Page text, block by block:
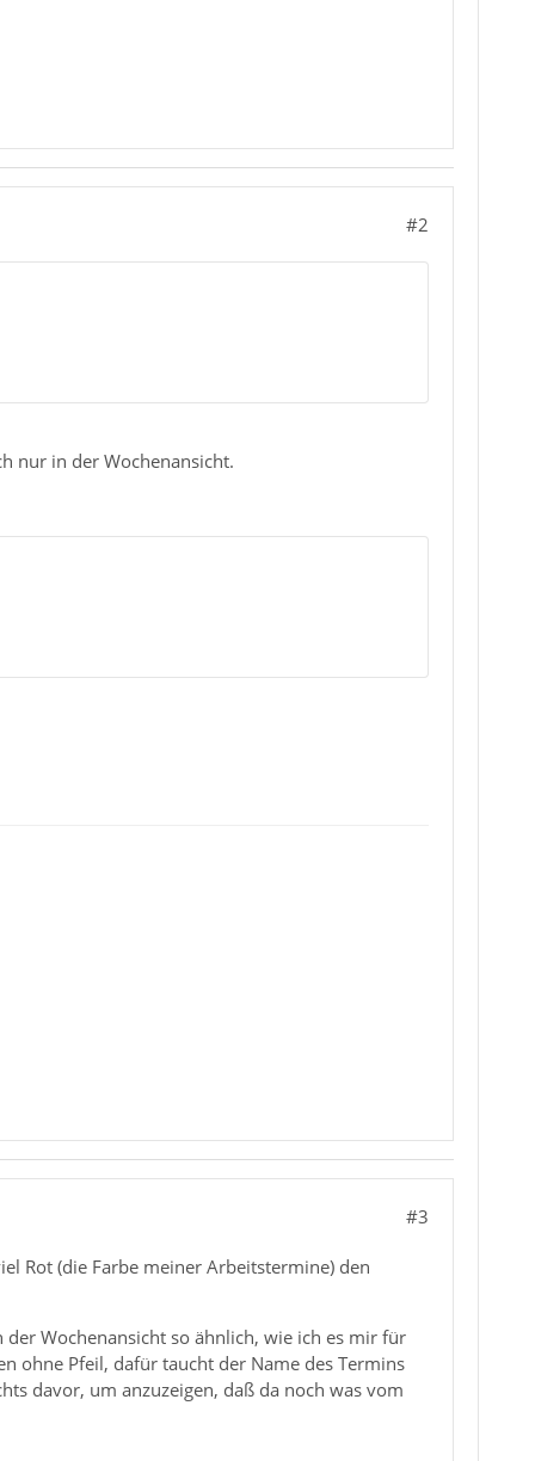
#2
nur in der Wochenansicht.
#3
Rot (die Farbe meiner Arbeitstermine) den
Wochenansicht so ähnlich, wie ich es mir für
ohne Pfeil, dafür taucht der Name des Termins
davor, um anzuzeigen, daß da noch was vom